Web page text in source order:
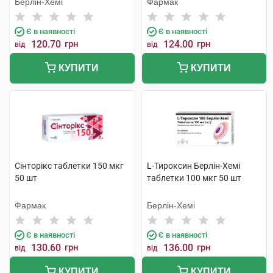
Є в наявності
від 120.70 грн
КУПИТИ
Є в наявності
від 124.00 грн
КУПИТИ
Сінторікс таблетки 150 мкг
50 шт
Фармак
Є в наявності
від 130.60 грн
L-Тироксин Берлін-Хемі
таблетки 100 мкг 50 шт
Берлін-Хемі
Є в наявності
від 136.00 грн